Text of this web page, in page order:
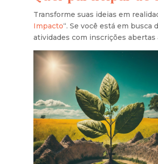
Transforme suas ideias em
Impacto“. Se você está em
atividades com inscrições